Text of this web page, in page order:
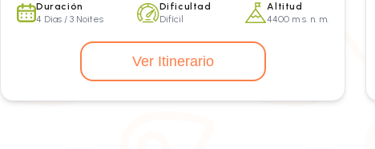
Duración
4 Dias / 3 Noites
Dificultad
Difícil
Altitud
4400 m s. n. m.
Ver Itinerario